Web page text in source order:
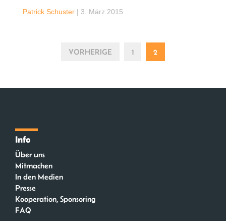
Patrick Schuster | 3. März 2015
VORHERIGE 1 2
Info
Über uns
Mitmachen
In den Medien
Presse
Kooperation, Sponsoring
FAQ